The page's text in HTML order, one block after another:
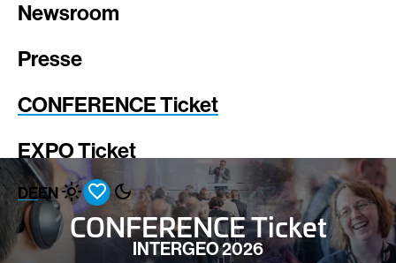
Newsroom
Presse
CONFERENCE Ticket
EXPO Ticket
DEEN
CONFERENCE Ticket
INTERGEO 2026